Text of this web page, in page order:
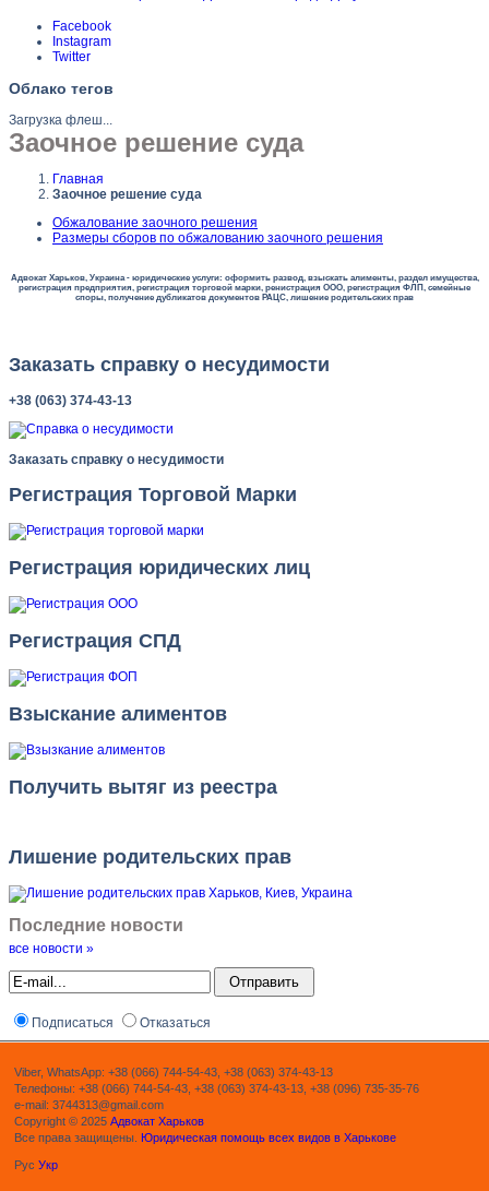
Facebook
Instagram
Twitter
Облако тегов
Загрузка флеш...
Заочное решение суда
Главная
Заочное решение суда
Обжалование заочного решения
Размеры сборов по обжалованию заочного решения
Адвокат Харьков, Украина - юридические услуги: оформить развод, взыскать алименты, раздел имущества,
регистрация предприятия, регистрация торговой марки, ренистрация ООО, регистрация ФЛП, семейные
споры, получение дубликатов документов РАЦС, лишение родительских прав
Заказать справку о несудимости
+38 (063) 374-43-13
Заказать справку о несудимости
Регистрация Торговой Марки
Регистрация юридических лиц
Регистрация СПД
Взыскание алиментов
Получить вытяг из реестра
Лишение родительских прав
Последние новости
все новости »
Подписаться Отказаться
Viber, WhatsApp: +38 (066) 744-54-43, +38 (063) 374-43-13
Телефоны: +38 (066) 744-54-43, +38 (063) 374-43-13, +38 (096) 735-35-76
e-mail: 3744313@gmail.com
Copyright © 2025 Адвокат Харьков
Все права защищены. Юридическая помощь всех видов в Харькове
Рус Укр